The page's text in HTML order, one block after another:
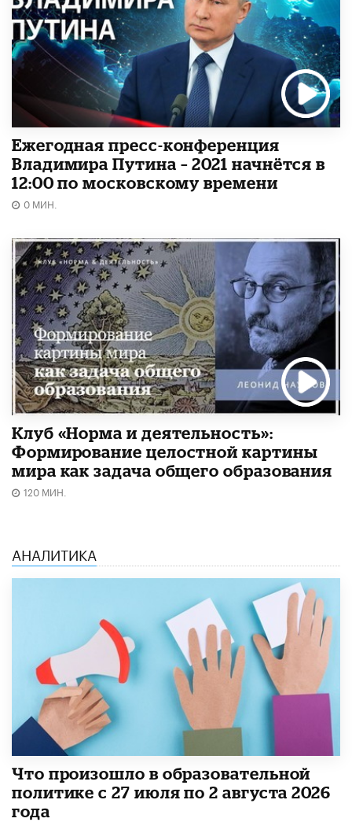
Ежегодная пресс-конференция
Владимира Путина – 2021 начнётся в
12:00 по московскому времени
0 МИН.
Клуб «Норма и деятельность»:
Формирование целостной картины
мира как задача общего образования
120 МИН.
АНАЛИТИКА
​Что произошло в образовательной
политике с 27 июля по 2 августа 2026
года